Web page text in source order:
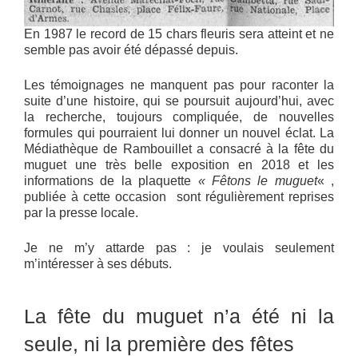
En 1987 le record de 15 chars fleuris sera atteint et ne
semble pas avoir été dépassé depuis.
Les témoignages ne manquent pas pour raconter la
suite d’une histoire, qui se poursuit aujourd’hui, avec
la recherche, toujours compliquée, de nouvelles
formules qui pourraient lui donner un nouvel éclat. La
Médiathèque de Rambouillet a consacré à la fête du
muguet une très belle exposition en 2018 et les
informations de la plaquette « Fêtons le muguet« ,
publiée à cette occasion sont régulièrement reprises
par la presse locale.
Je ne m’y attarde pas : je voulais seulement
m’intéresser à ses débuts.
La fête du muguet n’a été ni la
seule, ni la première des fêtes